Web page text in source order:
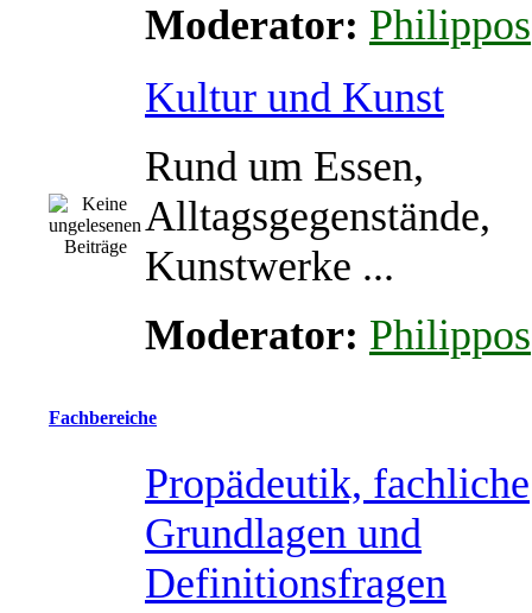
Moderator: Philippos
Kultur und Kunst
Rund um Essen,
Alltagsgegenstände,
Kunstwerke ...
Moderator: Philippos
Fachbereiche
Propädeutik, fachliche
Grundlagen und
Definitionsfragen